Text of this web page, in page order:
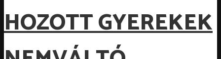
HOZOTT GYEREKEK